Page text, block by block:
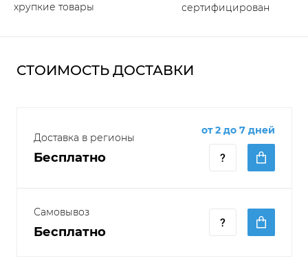
хрупкие товары
сертифицирован
СТОИМОСТЬ ДОСТАВКИ
Доставка в регионы
Бесплатно
от 2 до 7 дней
Самовывоз
Бесплатно